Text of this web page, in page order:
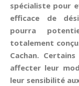
spécialiste pour
efficace de
pourra
totalement
Cachan.
affecter leur
leur sensibilité